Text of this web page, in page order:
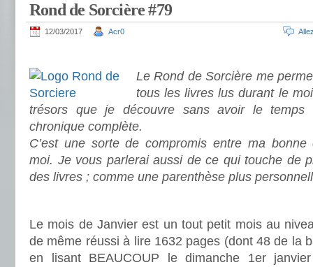
Rond de Sorcière #79
12/03/2017 Acr0
Le Rond de Sorcière me
tous les livres lus durant le
trésors que je découvre sans avoir le temps
chronique complète.
C’est une sorte de compromis entre ma bonne
moi. Je vous parlerai aussi de ce qui touche de
des livres ; comme une parenthèse plus
Le mois de Janvier est un tout petit mois au
de même réussi à lire 1632 pages (dont 48 de la
en lisant BEAUCOUP le dimanche 1er